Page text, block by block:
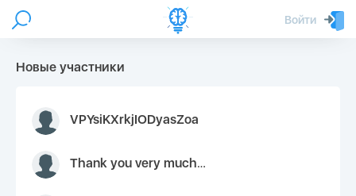
Войти
Новые участники
VPYsiKXrkjIODyasZoa
Thank you very much for your inquiry We appreciate you 9126052 https://youtube.com faceapple !